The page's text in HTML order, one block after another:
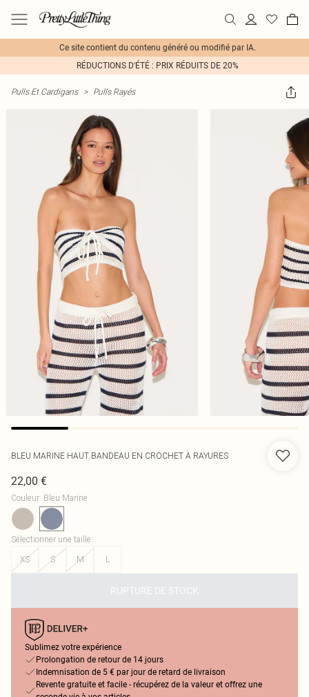
Ce site contient du contenu généré ou modifié par IA.
RÉDUCTIONS D'ÉTÉ : PRIX RÉDUITS DE 20%
Pulls Et Cardigans > Pulls Rayés
BLEU MARINE HAUT BANDEAU EN CROCHET À RAYURES
22,00 €
Couleur: Bleu Marine
Sélectionner une taille:
XS
S M L
RUPTURE DE STOCK
Sublimez votre expérience
Prolongation de retour de 14 jours
Indemnisation de 5 € par jour de retard de livraison
Revente gratuite et facile - récupérez de la valeur et offrez une